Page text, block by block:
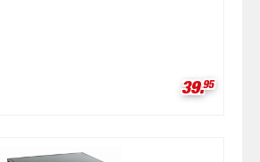
39.95